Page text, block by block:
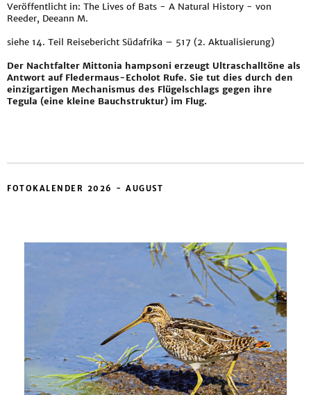
Veröffentlicht in: The Lives of Bats - A Natural History - von
Reeder, Deeann M.
siehe 14. Teil Reisebericht Südafrika – 517 (2. Aktualisierung)
Der Nachtfalter Mittonia hampsoni erzeugt Ultraschalltöne als
Antwort auf Fledermaus-Echolot Rufe. Sie tut dies durch den
einzigartigen Mechanismus des Flügelschlags gegen ihre
Tegula (eine kleine Bauchstruktur) im Flug.
FOTOKALENDER 2026 - AUGUST